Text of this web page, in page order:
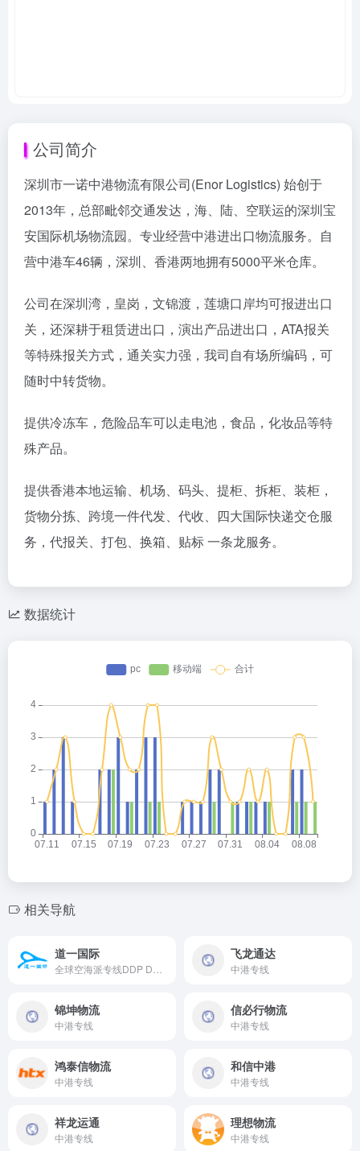
公司简介
深圳市一诺中港物流有限公司(Enor Logistics) 始创于
2013年，总部毗邻交通发达，海、陆、空联运的深圳宝
安国际机场物流园。专业经营中港进出口物流服务。自
营中港车46辆，深圳、香港两地拥有5000平米仓库。
公司在深圳湾，皇岗，文锦渡，莲塘口岸均可报进出口
关，还深耕于租赁进出口，演出产品进出口，ATA报关
等特殊报关方式，通关实力强，我司自有场所编码，可
随时中转货物。
提供冷冻车，危险品车可以走电池，食品，化妆品等特
殊产品。
提供香港本地运输、机场、码头、提柜、拆柜、装柜，
货物分拣、跨境一件代发、代收、四大国际快递交仓服
务，代报关、打包、换箱、贴标 一条龙服务。
数据统计
相关导航
道一国际 飞龙通达
中港专线
锦坤物流
中港专线
信必行物流
中港专线
鸿泰信物流
中港专线
和信中港
中港专线
祥龙运通
中港专线
理想物流
中港专线